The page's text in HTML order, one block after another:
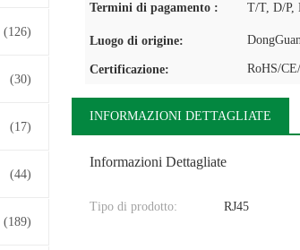
(126)
(30)
(17)
(44)
(189)
Termini di pagamento :
Luogo di origine:
Certificazione: RoHS/
INFORMAZIONI DETTAGLIATE
Informazioni Dettagliate
Tipo di prodotto: RJ45